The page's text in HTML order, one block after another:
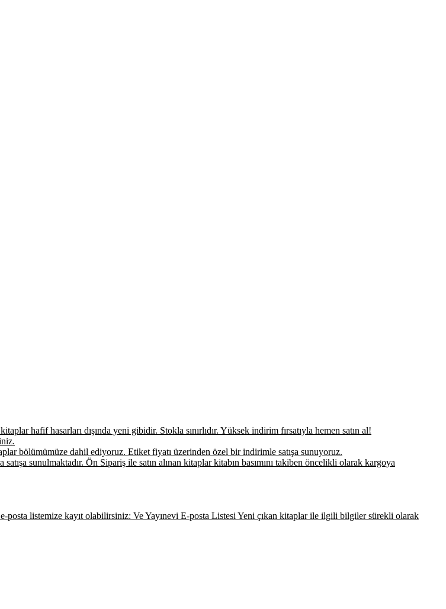
hafif hasarları dışında yeni gibidir. Stokla sınırlıdır. Yüksek indirim fırsatıyla hemen satın al!
bölümümüze dahil ediyoruz. Etiket fiyatı üzerinden özel bir indirimle satışa sunuyoruz.
sunulmaktadır. Ön Sipariş ile satın alınan kitaplar kitabın basımını takiben öncelikli olarak kargoya
listemize kayıt olabilirsiniz: Ve Yayınevi E-posta Listesi Yeni çıkan kitaplar ile ilgili bilgiler sürekli olarak